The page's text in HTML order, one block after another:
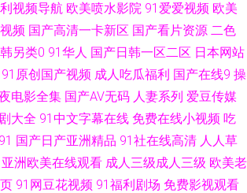
视频在线观看导航 国产一区综合 91大神在线看片 91
线播放 91喷水合集 国产精品一二三 东京av 91丝袜爱
看看91 精品偷拍AV福利 国产精区久久婷 91视屏在现
欧美九九性爱网 肏屄视频久久 91福利视频无毒不卡
视频导航 欧美喷水影院 91爱爱视频 欧美
频 国产高清一卡新区 国产看片资源 二色
另类0 91华人 国产日韩一区二区 日本网站
91原创国产视频 成人吃瓜福利 国产在线9 操
电影全集 国产AV无码 人妻系列 爱豆传媒
大全 91中文字幕在线 免费在线小视频 吃
国产日产亚洲精品 91社在线高清 人人草
亚洲欧美在线观看 成人三级成人三级 欧美老
91网豆花视频 91福利剧场 免费影视观看